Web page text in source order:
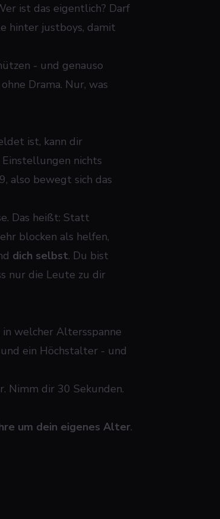
ist das eigentlich? Darf
hinter justboys, damit
- und genauso
Drama. Nur, was
ist, kann dir
nichts
also bewegt sich das
Das heißt: Statt
blocken als helfen,
dich selbst. Du bist
nur die Leute zu dir
welcher Altersspanne
ein Höchstalter - und
Nimm dir 30 Sekunden.
um dein eigenes Alter.